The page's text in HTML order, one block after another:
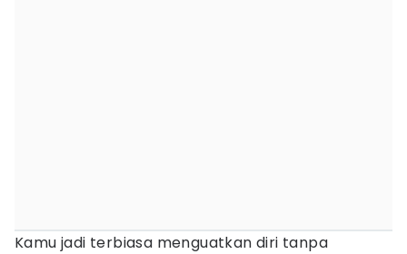
Kamu jadi terbiasa menguatkan diri tanpa